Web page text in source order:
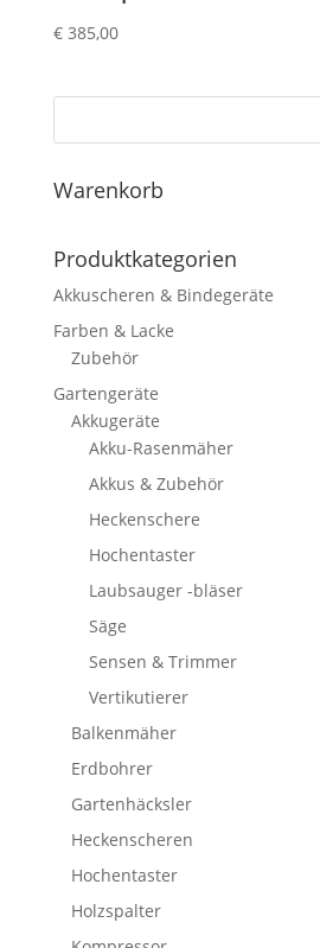
€385,00
Warenkorb
Produktkategorien
Akkuscheren & Bindegeräte
Farben & Lacke
Zubehör
Gartengeräte
Akkugeräte
Akku-Rasenmäher
Akkus & Zubehör
Heckenschere
Hochentaster
Laubsauger -bläser
Säge
Sensen & Trimmer
Vertikutierer
Balkenmäher
Erdbohrer
Gartenhäcksler
Heckenscheren
Hochentaster
Holzspalter